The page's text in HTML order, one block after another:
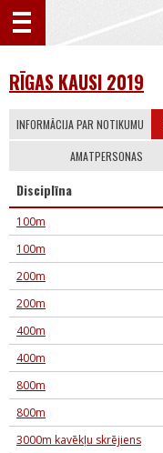
RĪGAS KAUSI 2019
INFORMĀCIJA PAR NOTIKUMU
AMATPERSONAS
Disciplīna
100m
100m
200m
200m
400m
400m
800m
800m
3000m kavēkļu skrējiens